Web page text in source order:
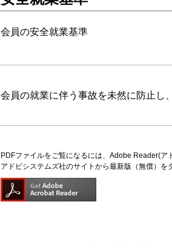
会員の安全就業基準
会員の就業に伴う事故を未然に防止し
PDFファイルをご覧になるには、Adobe Reader(ア
アドビシステムズ社のサイトから最新版（無償）を